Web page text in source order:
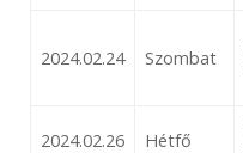
2024.02.24 Szombat
2024.02.26 Hétfő